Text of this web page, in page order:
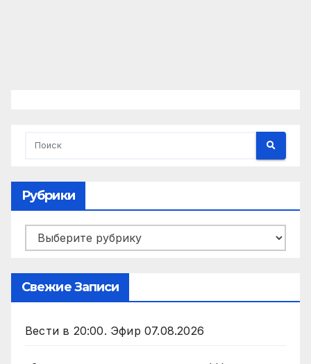
Рубрики
Рубрики
Свежие Записи
Вести в 20:00. Эфир 07.08.2026